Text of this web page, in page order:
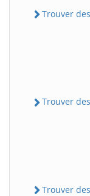
Trouver
Trouver
Trouver